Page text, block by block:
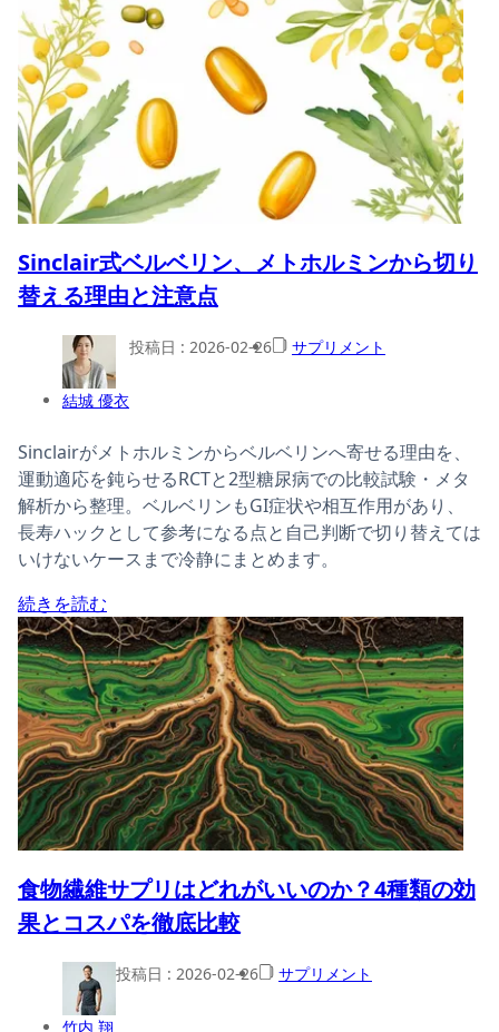
Sinclair式ベルベリン、メトホルミンから切り
替える理由と注意点
結城 優衣
投稿日 : 2026-02-26 サプリメント
Sinclairがメトホルミンからベルベリンへ寄せる理由を、
運動適応を鈍らせるRCTと2型糖尿病での比較試験・メタ
解析から整理。ベルベリンもGI症状や相互作用があり、
長寿ハックとして参考になる点と自己判断で切り替えては
いけないケースまで冷静にまとめます。
続きを読む
食物繊維サプリはどれがいいのか？4種類の効
果とコスパを徹底比較
竹内 翔
投稿日 : 2026-02-26 サプリメント